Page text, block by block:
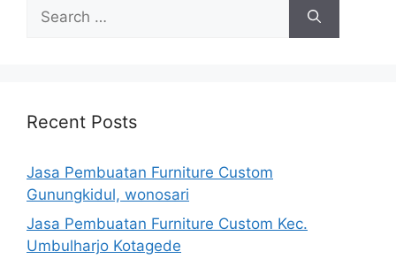
for:
Recent Posts
Jasa Pembuatan Furniture Custom
Gunungkidul, wonosari
Jasa Pembuatan Furniture Custom Kec.
Umbulharjo Kotagede